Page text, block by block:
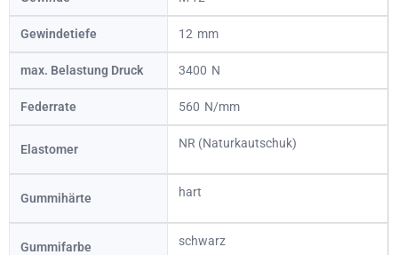
Gewindetiefe 12
max. Belastung Druck 3400
Federrate 560
Elastomer NR (Naturkautschuk)
Gummihärte hart
Gummifarbe schwarz